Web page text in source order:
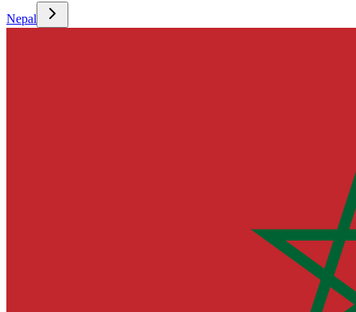
Nepal